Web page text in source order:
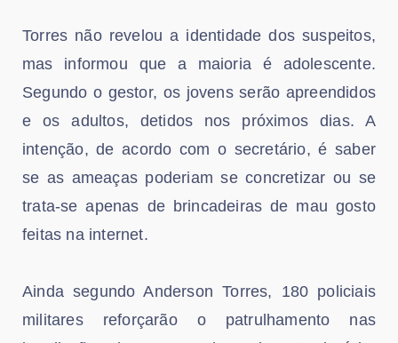
Torres não revelou a identidade dos suspeitos,
mas informou que a maioria é adolescente.
Segundo o gestor, os jovens serão apreendidos
e os adultos, detidos nos próximos dias. A
intenção, de acordo com o secretário, é saber
se as ameaças poderiam se concretizar ou se
trata-se apenas de brincadeiras de mau gosto
feitas na internet.
Ainda segundo Anderson Torres, 180 policiais
militares reforçarão o patrulhamento nas